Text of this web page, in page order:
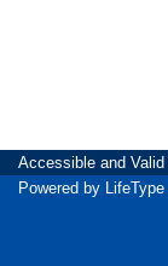
Accessible and Valid
Powered by LifeType